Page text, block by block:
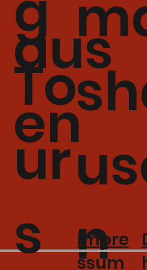
n
aus
en
To
ur
s
Impre
ssum